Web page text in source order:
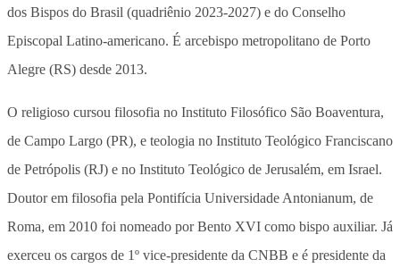
dos Bispos do Brasil (quadriênio 2023-2027) e do Conselho
Episcopal Latino-americano. É arcebispo metropolitano de Porto
Alegre (RS) desde 2013.
O religioso cursou filosofia no Instituto Filosófico São Boaventura,
de Campo Largo (PR), e teologia no Instituto Teológico Franciscano
de Petrópolis (RJ) e no Instituto Teológico de Jerusalém, em Israel.
Doutor em filosofia pela Pontifícia Universidade Antonianum, de
Roma, em 2010 foi nomeado por Bento XVI como bispo auxiliar. Já
exerceu os cargos de 1º vice-presidente da CNBB e é presidente da